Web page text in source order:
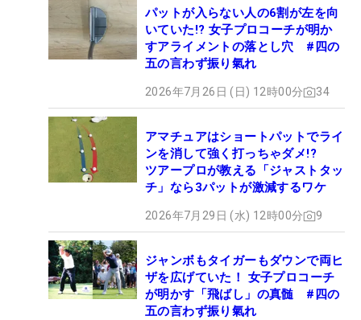
パットが入らない人の6割が左を向
いていた!? 女子プロコーチが明か
すアライメントの落とし穴 #四の
五の言わず振り氣れ
2026年7月26日 (日) 12時00分 34
アマチュアはショートパットでライ
ンを消して強く打っちゃダメ!?
ツアープロが教える「ジャストタッ
チ」なら3パットが激減するワケ
2026年7月29日 (水) 12時00分 9
ジャンボもタイガーもダウンで両ヒ
ザを広げていた！ 女子プロコーチ
が明かす「飛ばし」の真髄 #四の
五の言わず振り氣れ